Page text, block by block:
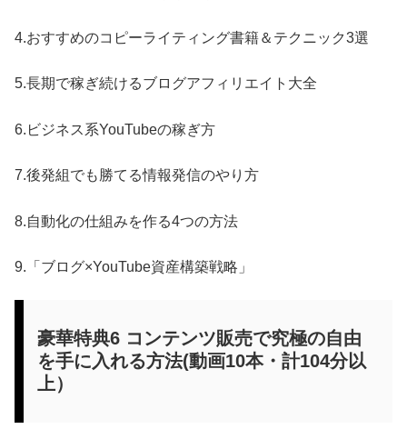
4.おすすめのコピーライティング書籍＆テクニック3選
5.長期で稼ぎ続けるブログアフィリエイト大全
6.ビジネス系YouTubeの稼ぎ方
7.後発組でも勝てる情報発信のやり方
8.自動化の仕組みを作る4つの方法
9.「ブログ×YouTube資産構築戦略」
豪華特典6 コンテンツ販売で究極の自由
を手に入れる方法(動画10本・計104分以
上）